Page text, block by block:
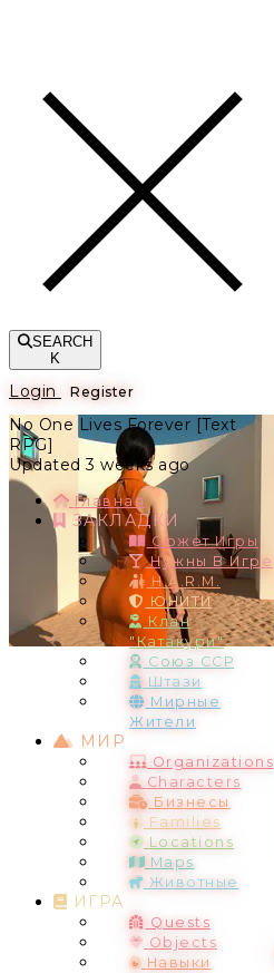
SEARCH
K
Login Register
No One Lives Forever [Text
RPG]
Updated 3 weeks ago
Главная
ЗАКЛАДКИ
Сюжет Игры
Нужны В Игре
H.A.R.M.
ЮНИТИ
Клан
"Катакури"
Союз ССР
Штази
Мирные
Жители
МИР
Organizations
Characters
Бизнесы
Families
Locations
Maps
Животные
ИГРА
Quests
Objects
Навыки